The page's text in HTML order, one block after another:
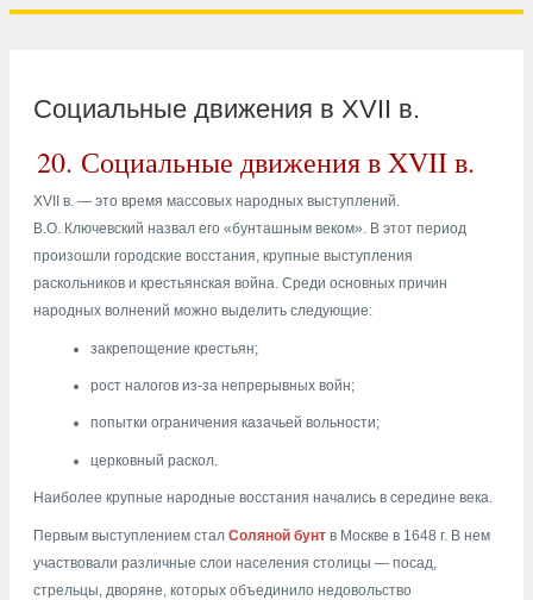
Социальные движения в XVII в.
20. Социальные движения в XVII в.
XVII в. — это время массовых народных выступлений.
В.О. Ключевский назвал его «бунташным веком». В этот период
произошли городские восстания, крупные выступления
раскольников и крестьянская война. Среди основных причин
народных волнений можно выделить следующие:
закрепощение крестьян;
рост налогов из-за непрерывных войн;
попытки ограничения казачьей вольности;
церковный раскол.
Наиболее крупные народные восстания начались в середине века.
Первым выступлением стал Соляной бунт в Москве в 1648 г. В нем
участвовали различные слои населения столицы — посад,
стрельцы, дворяне, которых объединило недовольство